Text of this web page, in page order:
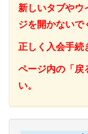
新しいタブやウ
ジを開かないで
正しく入会手続
ページ内の「戻
い。